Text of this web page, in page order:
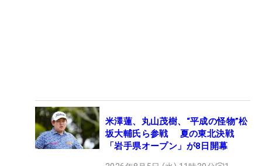
米澤蓮、丸山茂樹、“平成の怪物”松
坂大輔氏ら参戦 夏の東北決戦
「岩手県オープン」が8日開幕